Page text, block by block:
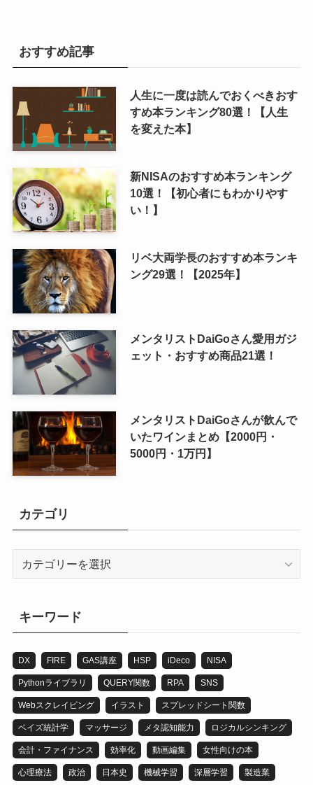
おすすめ記事
人生に一度は読んでおくべきおす
すめ本ランキング80選！【人生
を変えた本】
新NISAのおすすめ本ランキング
10選！【初心者にもわかりやす
い！】
リベ大両学長のおすすめ本ランキ
ング29選！【2025年】
メンタリストDaiGoさん愛用ガジ
ェット・おすすめ商品21選！
メンタリストDaiGoさんが飲んで
いたワインまとめ【2000円・
5000円・1万円】
カテゴリ
キーワード
DX FIRE GAS講座 HSP iDeco NISA
Pythonライブラリ QUERY関数 RPA SNS
Webスクレイピング イラスト スプレッドシート関数
ベイズ統計学 マッサージ メタ認知能力 ロジカルシンキング
会計・ファイナンス 効率化 動画編集 女性向けの本
心理療法 政治 日本史 機械学習 深層学習 製造業